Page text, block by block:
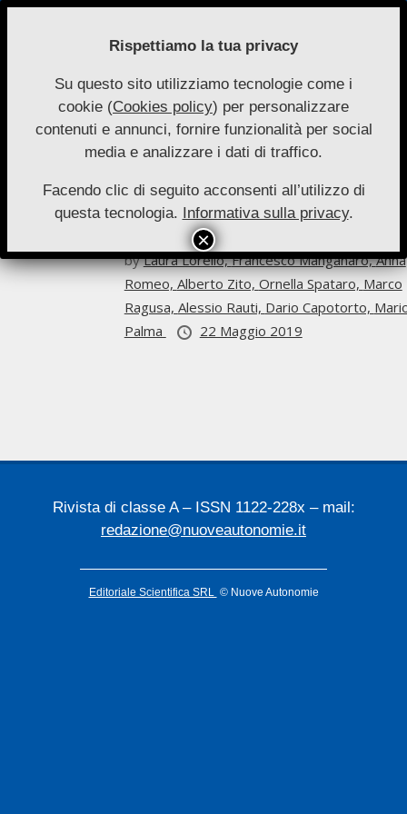
Skip
Nuove
Autonomie
Primary
Navigation
Menu
Rauti
Archivio
Nuove Autonomie 2-2019
byLaura Lorello,Francesco Manganaro,Anna
Romeo, Alberto Zito, Ornella Spataro, Marco
Ragusa, Alessio Rauti, Dario Capotorto,
Palma
22 Maggio 2019
Rivista di classe A – ISSN 1122-228x – mail:
redazione@nuoveautonomie.it
Editoriale Scientifica SRL © Nuove Autonomie
Rispettiamo la tua privacy
Su questo sito utilizziamo tecnologie come i
cookie (Cookies policy) per personalizzare
contenuti e annunci, fornire funzionalità per social
media e analizzare i dati di traffico.
Facendo clic di seguito acconsenti all’utilizzo di
questa tecnologia. Informativa sulla privacy.